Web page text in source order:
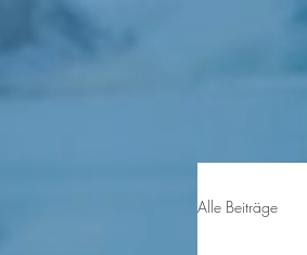
Alle Beiträge